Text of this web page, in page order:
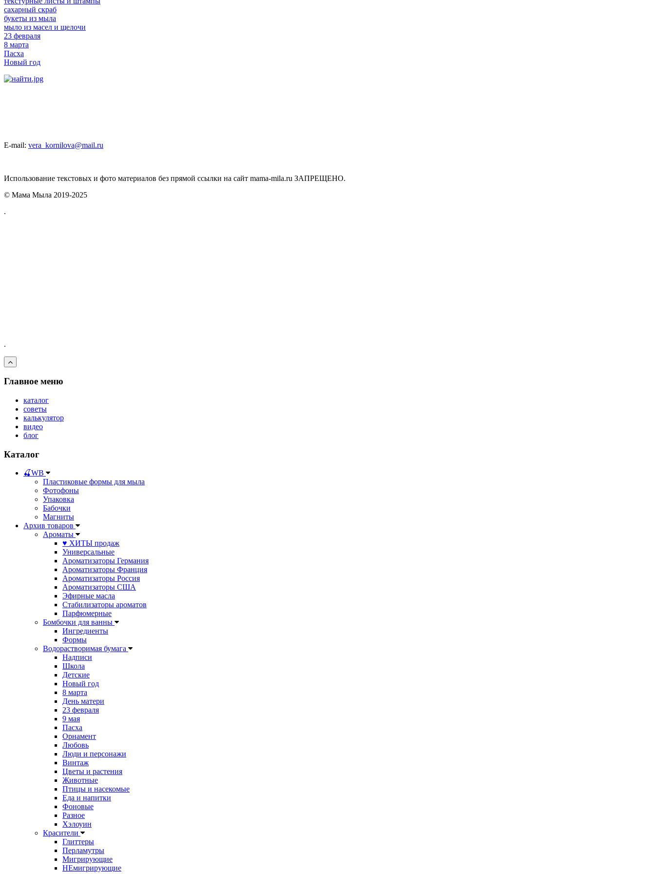
сахарный скраб
букеты из мыла
мыло из масел и щелочи
23 февраля
8 марта
Пасха
Новый год
E-mail: vera_kornilova@mail.ru
Использование текстовых и фото материалов без прямой ссылки на сайт mama-mila.ru ЗАПРЕЩЕНО.
© Мама Мыла 2019-2025
.
.
Главное меню
каталог
советы
калькулятор
видео
блог
Каталог
🍒WB
Пластиковые формы для мыла
Фотофоны
Упаковка
Бабочки
Магниты
Архив товаров
Ароматы
♥ ХИТЫ продаж
Универсальные
Ароматизаторы Германия
Ароматизаторы Франция
Ароматизаторы Россия
Ароматизаторы США
Эфирные масла
Стабилизаторы ароматов
Парфюмерные
Бомбочки для ванны
Ингредиенты
Формы
Водорастворимая бумага
Надписи
Школа
Детские
Новый год
8 марта
День матери
23 февраля
9 мая
Пасха
Орнамент
Любовь
Люди и персонажи
Винтаж
Цветы и растения
Животные
Птицы и насекомые
Еда и напитки
Фоновые
Разное
Хэлоуин
Красители
Глиттеры
Перламутры
Мигрирующие
НЕмигрирующие